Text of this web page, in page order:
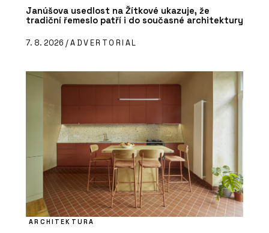
Janúšova usedlost na Žítkové ukazuje, že
tradiční řemeslo patří i do současné architektury
7. 8. 2026 /ADVERTORIAL
ARCHITEKTURA